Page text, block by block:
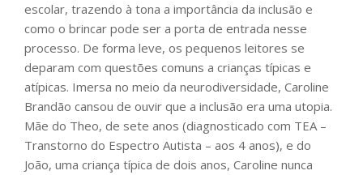
escolar, trazendo à tona a importância da inclusão e
como o brincar pode ser a porta de entrada nesse
processo. De forma leve, os pequenos leitores se
deparam com questões comuns a crianças típicas e
atípicas. Imersa no meio da neurodiversidade, Caroline
Brandão cansou de ouvir que a inclusão era uma utopia.
Mãe do Theo, de sete anos (diagnosticado com TEA –
Transtorno do Espectro Autista – aos 4 anos), e do
João, uma criança típica de dois anos, Caroline nunca